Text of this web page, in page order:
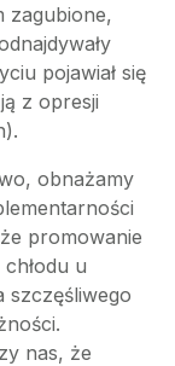
zagubione,
pojawiał się
z opresji
obnażamy
promowanie
u
szczęśliwego
nas, że